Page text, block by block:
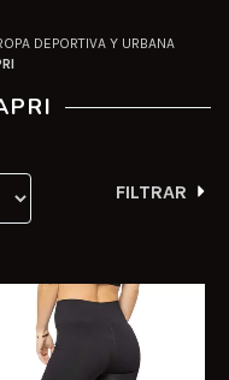
DEPORTIVA Y URBANA
FILTRAR